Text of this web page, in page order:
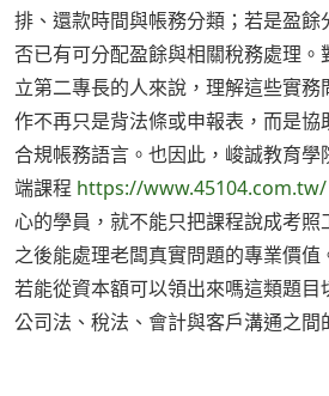
排、還款時間與帳務分類；若是盈餘
否已有可分配盈餘與相關稅務處理
立第二專長的人來說，理解這些實務
作不再只是背法條或申報表，而是
合規帳務語言。也因此，峻誠教育
端課程 https://www.45104.com.tw/
心的學員，就不能只把課程說成考
之後能處理老闆真實問題的專業價值
若能從資本額可以領出來嗎這類題
公司法、稅法、會計與客戶溝通之間